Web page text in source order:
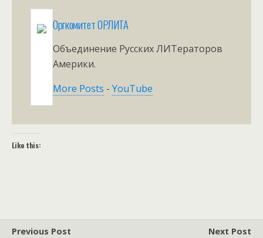
Оргкомитет ОРЛИТА
Объединение Русских ЛИТераторов
Америки.
More Posts - YouTube
Like this:
Previous Post
Next Post